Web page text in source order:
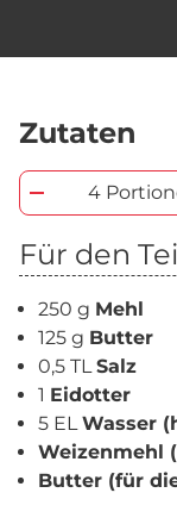
Zutaten
4
Für den
250 g Mehl
125 g Butter
0,5 TLSalz
1 Eidotter
5 ELWasser
Weizenmehl
Butter (für